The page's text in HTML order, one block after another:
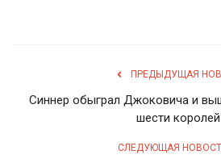
ПРЕДЫДУЩАЯ
Синнер обыграл Джоковича и
шести
СЛЕДУЮЩАЯ